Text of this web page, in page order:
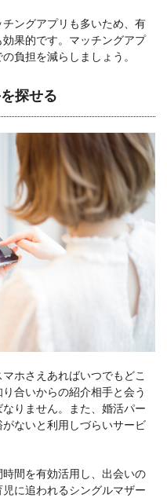
ングアプリも多いため、有
果的です。マッチングアプ
負担を減らしましょう。
探せる
ホさえあればいつでもどこ
合いからの紹介相手と会う
りません。また、婚活パー
ないと利用しづらいサービ
間を有効活用し、出会いの
に追われるシングルマザー